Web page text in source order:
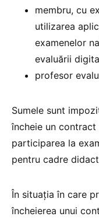
membru, cu
utilizarea
examenelor
evaluării
profesor
Sumele sunt
încheie un
participarea la
pentru cadre
În situația în care
încheierea unui